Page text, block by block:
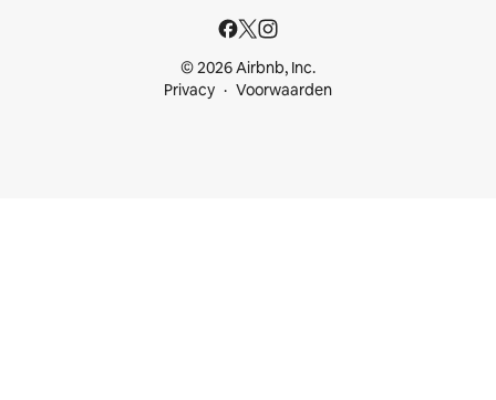
© 2026 Airbnb, Inc.
Privacy
Voorwaarden